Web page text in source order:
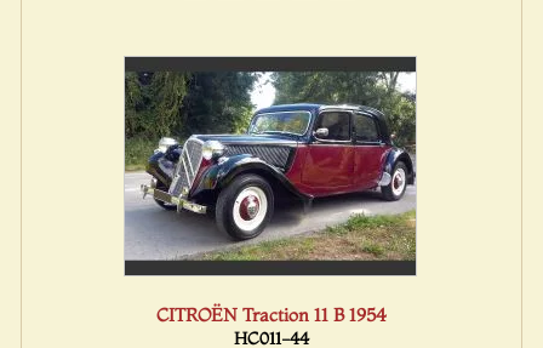
CITROËN Traction 11 B 1954
HC011-44